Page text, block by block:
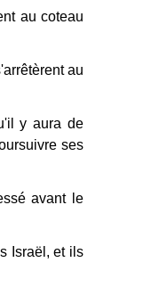
au coteau
au
y aura de
ses
avant le
Israël, et ils